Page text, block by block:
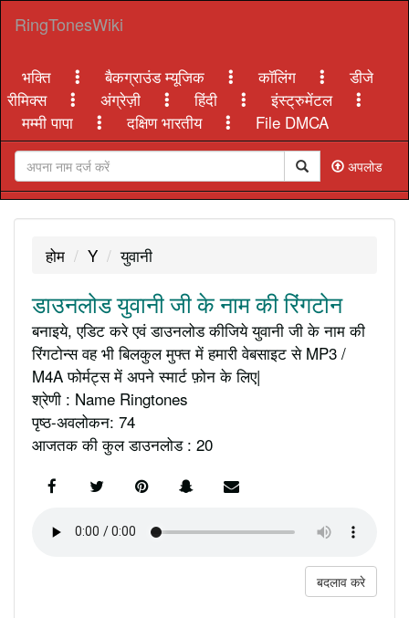
RingTonesWiki
भक्ति बैकग्राउंड म्यूजिक कॉलिंग
डीजे
रीमिक्स
अंग्रेज़ी हिंदी
इंस्ट्रुमेंटल
मम्मी पापा
दक्षिण भारतीय File DMCA
अपलोड
होम Y युवानी
डाउनलोड युवानी जी के नाम की रिंगटोन
बनाइये, एडिट करे एवं डाउनलोड कीजिये युवानी जी के नाम की
रिंगटोन्स वह भी बिलकुल मुफ्त में हमारी वेबसाइट से MP3 /
M4A फोर्मट्स में अपने स्मार्ट फ़ोन के लिए|
श्रेणी : Name Ringtones
पृष्ठ-अवलोकन: 74
आजतक की कुल डाउनलोड : 20
बदलाव करे